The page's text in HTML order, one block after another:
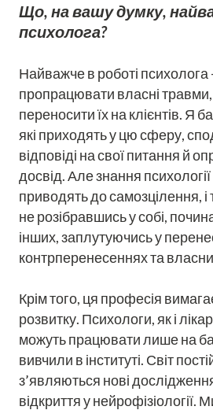
Що, на вашу думку,
психолога?
Найважче в роботі
пропрацювати власні
переносити їх на клієнтів. Я
які приходять у цю сферу,
відповіді на свої питання й
досвід. Але знання
приводять до самозцілення, і
не розібравшись у собі,
інших, заплутуючись у
контрперенесеннях та
Крім того, ця професія
розвитку. Психологи, як і
можуть працювати лише на
вивчили в інституті. Світ
з’являються нові
відкриття у нейрофізіології.